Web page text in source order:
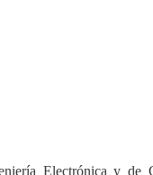
Electrónica y de